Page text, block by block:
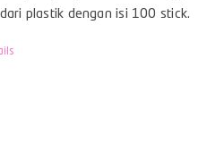
plastik dengan isi 100 stick.